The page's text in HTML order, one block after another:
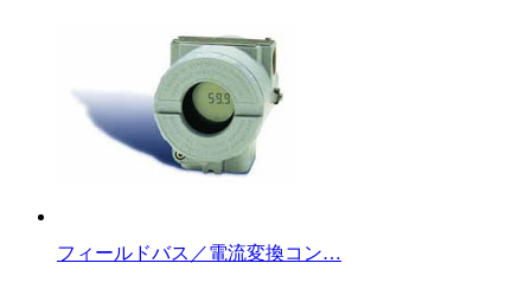
フィールドバス／電流変換コン…